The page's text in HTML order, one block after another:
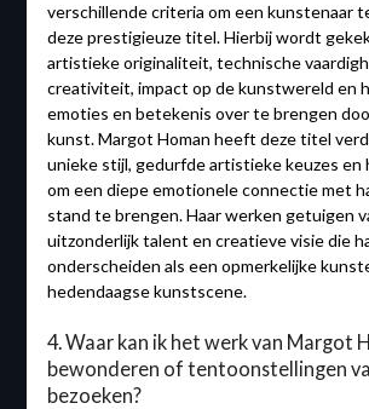
verschillende criteria om een kunstenaar
deze prestigieuze titel. Hierbij wordt
artistieke originaliteit, technische
creativiteit, impact op de kunstwereld en
emoties en betekenis over te brengen
kunst. Margot Homan heeft deze titel
unieke stijl, gedurfde artistieke keuzes en
om een diepe emotionele connectie met
stand te brengen. Haar werken getuigen
uitzonderlijk talent en creatieve visie die
onderscheiden als een opmerkelijke
hedendaagse kunstscene.
4. Waar kan ik het werk van Margot
bewonderen of tentoonstellingen
bezoeken?